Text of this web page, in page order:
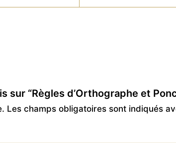
Les champs obligatoires sont indiqués